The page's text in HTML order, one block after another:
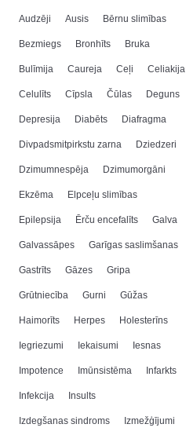
Audzēji Ausis Bērnu slimības
Bezmiegs Bronhīts Bruka
Bulīmija Caureja Ceļi Celiakija
Celulīts Cīpsla Čūlas Deguns
Depresija Diabēts Diafragma
Divpadsmitpirkstu zarna Dziedzeri
Dzimumnespēja Dzimumorgāni
Ekzēma Elpceļu slimības
Epilepsija Ērču encefalīts Galva
Galvassāpes Garīgas saslimšanas
Gastrīts Gāzes Gripa
Grūtniecība Gurni Gūžas
Haimorīts Herpes Holesterīns
Iegriezumi Iekaisumi Iesnas
Impotence Imūnsistēma Infarkts
Infekcija Insults
Izdegšanas sindroms Izmežģījumi